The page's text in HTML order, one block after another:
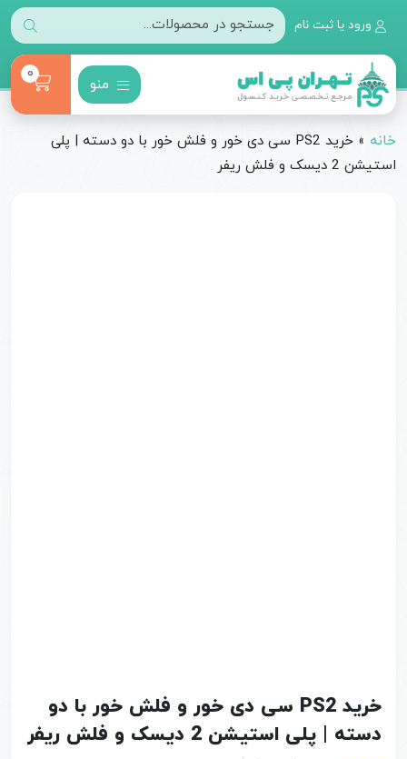
ورود یا ثبت نام
منو
0
خانه »
خرید PS2 سی دی خور و فلش خور با دو دسته | پلی
استیشن 2 دیسک و فلش ریفر
خرید PS2 سی دی خور و فلش خور با دو
دسته | پلی استیشن 2 دیسک و فلش ریفر